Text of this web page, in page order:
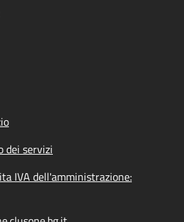
dei servizi
IVA dell'amministrazione: